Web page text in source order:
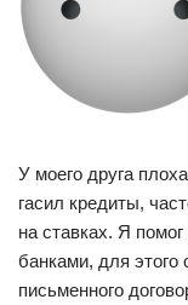
У моего друга
гасил кредиты,
на ставках. Я
банками, для этого
письменного